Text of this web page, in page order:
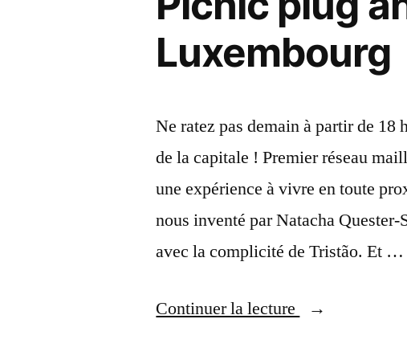
Luxembourg
Ne ratez pas demain à partir de 18
de la capitale ! Premier réseau
une expérience à vivre en toute
nous inventé par Natacha Quester-
avec la complicité de Tristão. Et …
Continuer la lecture
« Picnic